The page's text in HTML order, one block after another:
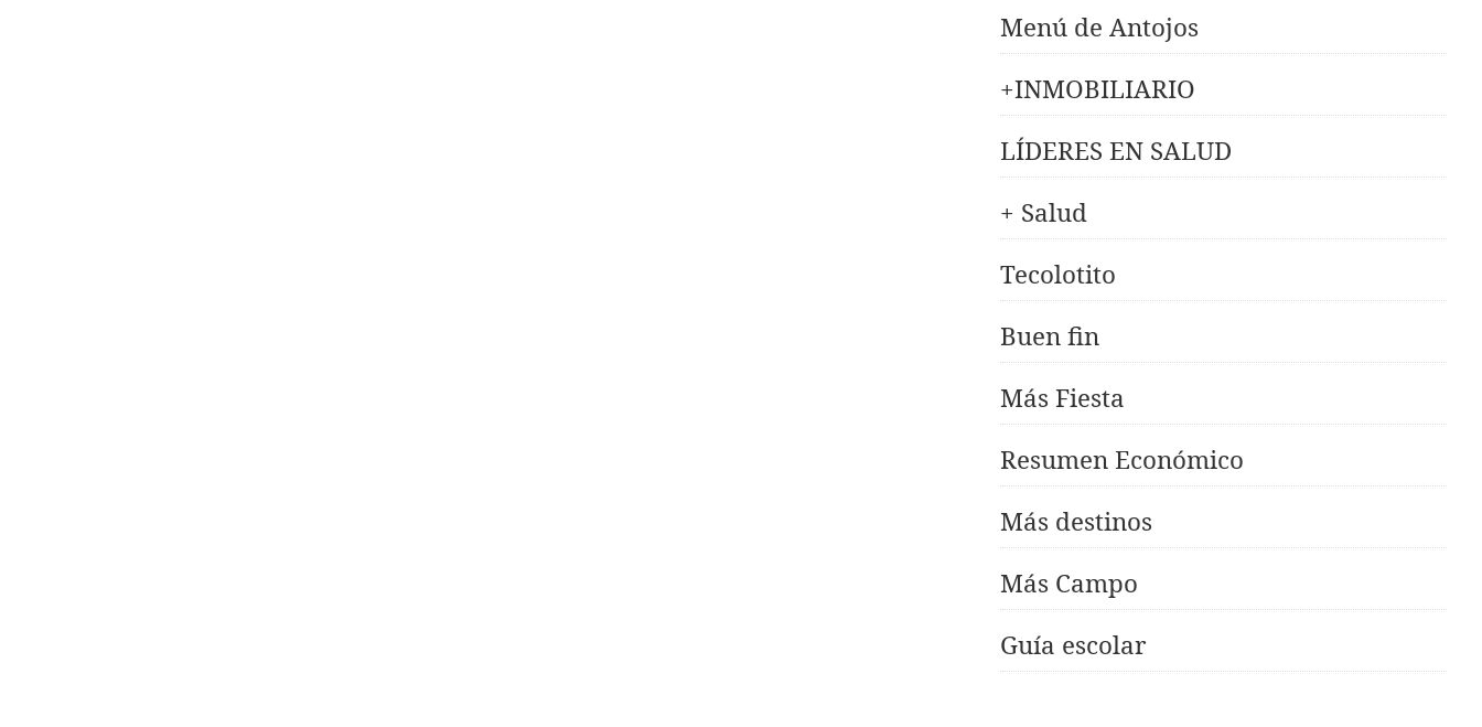
Menú de Antojos
+INMOBILIARIO
LÍDERES EN SALUD
+ Salud
Tecolotito
Buen fin
Más Fiesta
Resumen Económico
Más destinos
Más Campo
Guía escolar